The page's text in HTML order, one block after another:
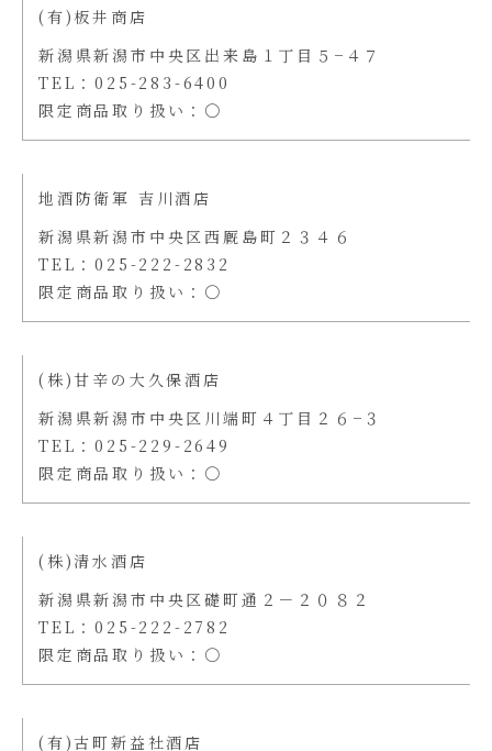
(有)板井商店
新潟県新潟市中央区出来島１丁目５−４７
TEL：025-283-6400
限定商品取り扱い：〇
地酒防衛軍 吉川酒店
新潟県新潟市中央区西厩島町２３４６
TEL：025-222-2832
限定商品取り扱い：〇
(株)甘辛の大久保酒店
新潟県新潟市中央区川端町４丁目２６−３
TEL：025-229-2649
限定商品取り扱い：〇
(株)清水酒店
新潟県新潟市中央区礎町通２－２０８２
TEL：025-222-2782
限定商品取り扱い：〇
(有)古町新益社酒店